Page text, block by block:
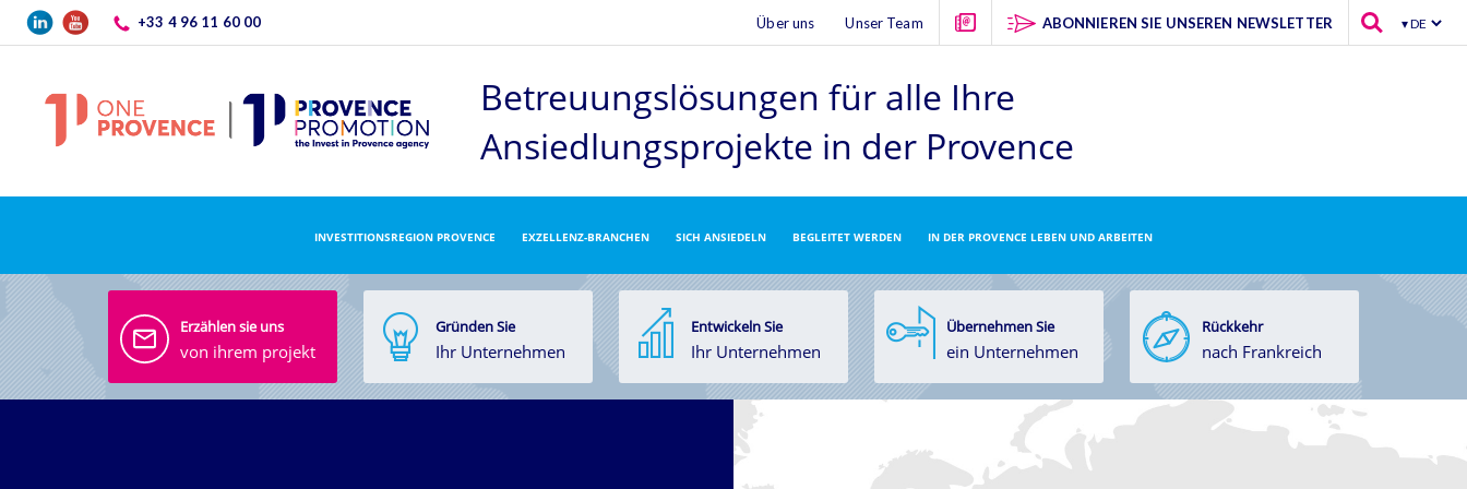
Direkt zum Inhalt +33 4 96 11 60 00 ABONNIEREN SIE UNSEREN NEWSLETTER
Unser Team
Über uns
Betreuungslösungen für alle Ihre
Ansiedlungsprojekte in der Provence
INVESTITIONSREGION PROVENCE EXZELLENZ-BRANCHEN SICH ANSIEDELN BEGLEITET WERDEN IN DER PROVENCE LEBEN UND ARBEITEN
Erzählen sie uns
von ihrem projekt
Gründen Sie
Ihr Unternehmen
Entwickeln Sie
Ihr Unternehmen
Übernehmen Sie
ein Unternehmen
Rückkehr
nach Frankreich